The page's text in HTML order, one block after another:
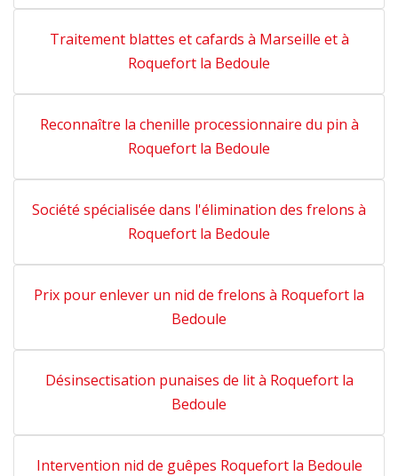
Traitement blattes et cafards à Marseille et à
Roquefort la Bedoule
Reconnaître la chenille processionnaire du pin à
Roquefort la Bedoule
Société spécialisée dans l'élimination des frelons à
Roquefort la Bedoule
Prix pour enlever un nid de frelons à Roquefort la
Bedoule
Désinsectisation punaises de lit à Roquefort la
Bedoule
Intervention nid de guêpes Roquefort la Bedoule